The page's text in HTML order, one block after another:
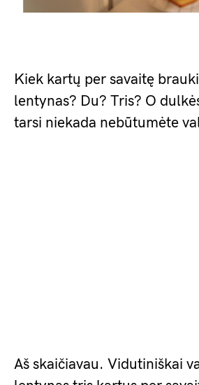
Kiek kartų per savaitę
lentynas? Du? Tris? O
tarsi niekada nebūtumėte
Aš skaičiavau. Vidutiniškai